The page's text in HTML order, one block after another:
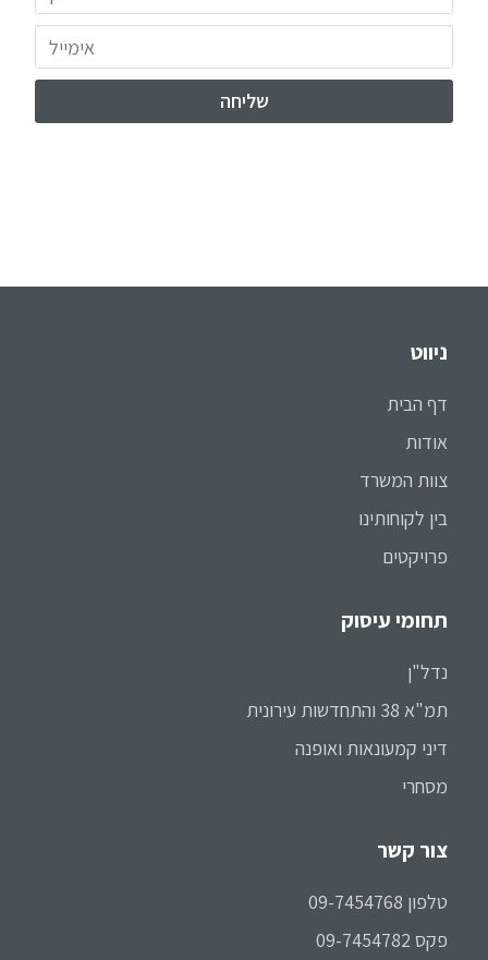
ניווט
דף הבית
אודות
צוות המשרד
בין לקוחותינו
פרויקטים
תחומי עיסוק
נדל"ן
תמ"א 38 והתחדשות עירונית
דיני קמעונאות ואופנה
מסחרי
צור קשר
טלפון 09-7454768
פקס 09-7454782